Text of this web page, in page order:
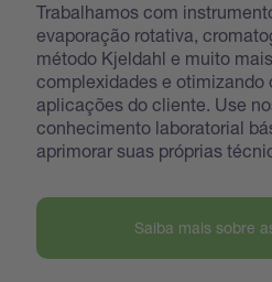
Trabalhamos com
evaporação rotativa,
método Kjeldahl e muito
complexidades e otimizando
aplicações do cliente. Use
conhecimento laboratorial
aprimorar suas próprias
Saiba mais sobre